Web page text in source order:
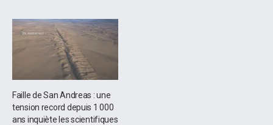
Faille de San Andreas : une
tension record depuis 1 000
ans inquiète les scientifiques